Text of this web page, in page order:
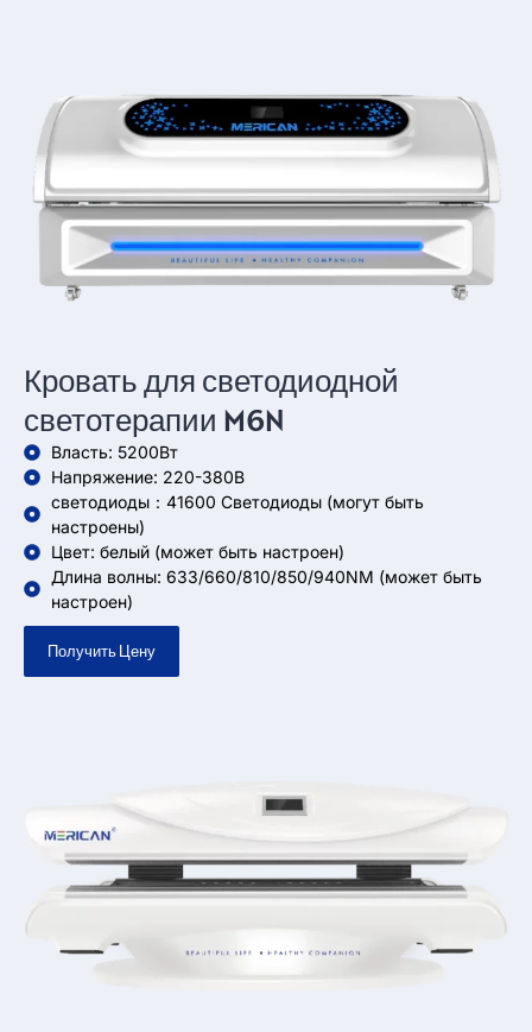
Кровать для светодиодной
светотерапии M6N
Власть: 5200Вт
Напряжение: 220-380В
светодиоды：41600 Светодиоды (могут быть
настроены)
Цвет: белый (может быть настроен)
Длина волны: 633/660/810/850/940NM (может быть
настроен)
Получить Цену